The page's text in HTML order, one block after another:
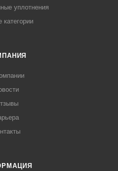
уплотнения
категории